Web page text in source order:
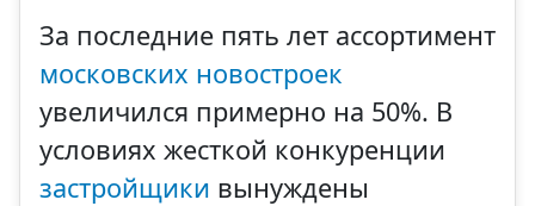
За последние пять лет ассортимент
московских новостроек
увеличился примерно на 50%. В
условиях жесткой конкуренции
застройщики вынуждены